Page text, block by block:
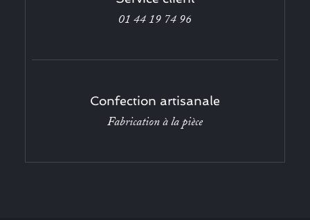
01 44 19 74 96
Confection artisanale
Fabrication à la pièce